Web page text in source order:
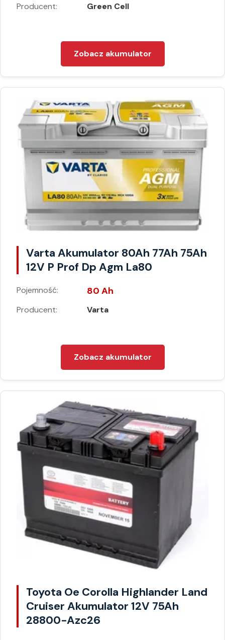
Producent: Green Cell
Zobacz akumulator
Varta Akumulator 80Ah 77Ah 75Ah
12V P Prof Dp Agm La80
Pojemność: 80 Ah
Producent: Varta
Zobacz akumulator
Toyota Oe Corolla Highlander Land
Cruiser Akumulator 12V 75Ah
28800-Azc26